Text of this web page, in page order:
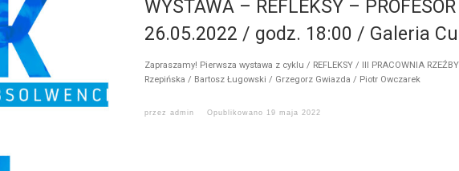
WYSTAWA – REFLEKSY –
26.05.2022 / godz. 18:00 / Galeria
Zapraszamy! Pierwsza wystawa z cyklu / REFLEKSY / III PRACOWNIA
Rzepińska / Bartosz Ługowski / Grzegorz Gwiazda / Piotr Owczarek
przez admin Opublikowano 19 maja 2022